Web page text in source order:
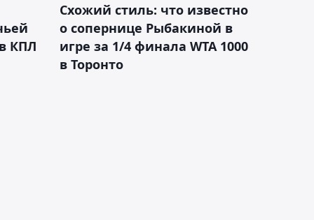
КПЛ
Схожий стиль: что известно
о сопернице Рыбакиной в
игре за 1/4 финала WTA 1000
в Торонто